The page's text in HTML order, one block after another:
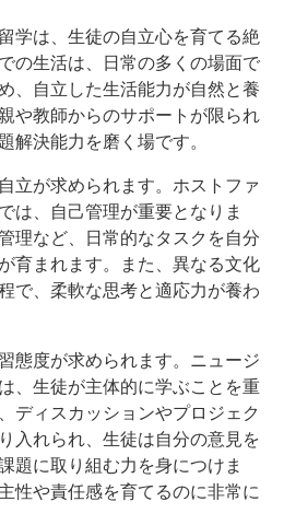
学は、生徒の自立心を育てる絶
の生活は、日常の多くの場面で
、自立した生活能力が自然と養
や教師からのサポートが限られ
解決能力を磨く場です。
立が求められます。ホストファ
は、自己管理が重要となりま
理など、日常的なタスクを自分
育まれます。また、異なる文化
で、柔軟な思考と適応力が養わ
態度が求められます。ニュージ
、生徒が主体的に学ぶことを重
ディスカッションやプロジェク
入れられ、生徒は自分の意見を
題に取り組む力を身につけま
性や責任感を育てるのに非常に